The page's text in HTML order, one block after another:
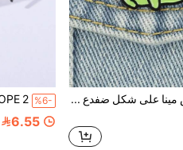
QTHOPE دبابيس مينا على شكل ضفدع فم كبير بروشات كرتونية شارة ياقة لطيفة وممتعة إكسسوار مجوهرات حيواني هدايا للأصدقاء
%6-
6.55